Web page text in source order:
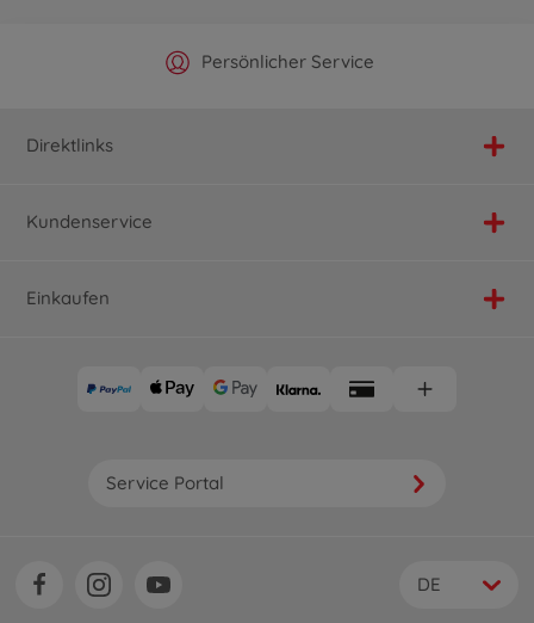
Offizieller Hersteller Shop
Persönlicher Service
Versandkostenfrei ab 25€
Schnelle Lieferung
Direktlinks
Kundenservice
Einkaufen
Service Portal
DE